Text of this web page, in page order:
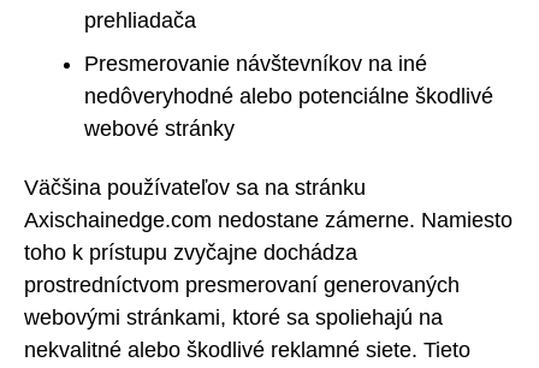
prehliadača
Presmerovanie návštevníkov na iné
nedôveryhodné alebo potenciálne škodlivé
webové stránky
Väčšina používateľov sa na stránku
Axischainedge.com nedostane zámerne. Namiesto
toho k prístupu zvyčajne dochádza
prostredníctvom presmerovaní generovaných
webovými stránkami, ktoré sa spoliehajú na
nekvalitné alebo škodlivé reklamné siete. Tieto